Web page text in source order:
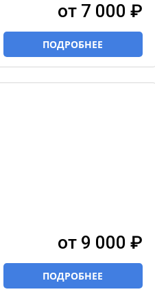
от 7 000 ₽
ПОДРОБНЕЕ
от 9 000 ₽
ПОДРОБНЕЕ